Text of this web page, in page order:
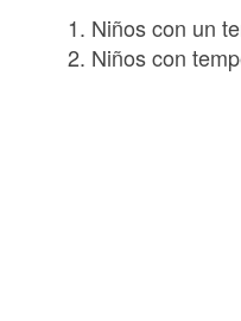
Niños con un
Niños con